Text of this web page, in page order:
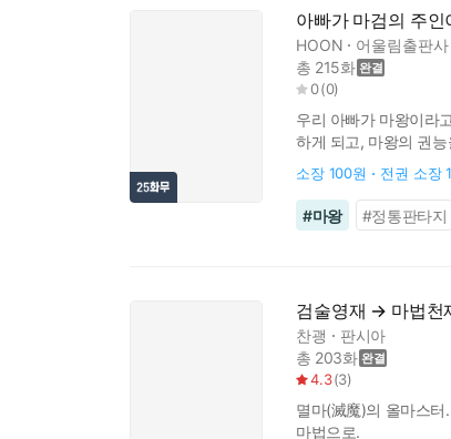
아빠가 마검의 주인
HOON
어울림출판사
총 215화
0(0)
우리 아빠가 마왕이라
하게 되고, 마왕의 권
소장 100원 전권 소장
#마왕 #정통판타지
검술영재 → 마법천
찬괭
판시아
총 203화
4.3(3)
멸마(滅魔)의 올마스
마법으로.